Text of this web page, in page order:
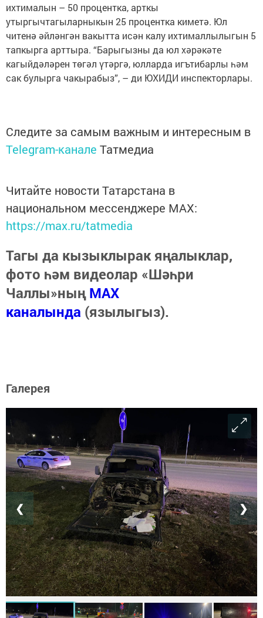
ихтималын – 50 процентка, арткы
утыргычтагыларныкын 25 процентка киметә. Юл
читенә әйләнгән вакытта исән калу ихтималлылыгын 5
тапкырга арттыра. “Барыгызны да юл хәрәкәте
кагыйдәләрен төгәл үтәргә, юлларда игътибарлы һәм
сак булырга чакырабыз”, – ди ЮХИДИ инспекторлары.
Следите за самым важным и интересным в
Telegram-канале Татмедиа
Читайте новости Татарстана в
национальном мессенджере MАХ:
https://max.ru/tatmedia
Тагы да кызыклырак яңалыклар,
фото һәм видеолар «Шәһри
Чаллы»ныңMAX
каналында (язылыгыз).
Галерея
❮ ❯